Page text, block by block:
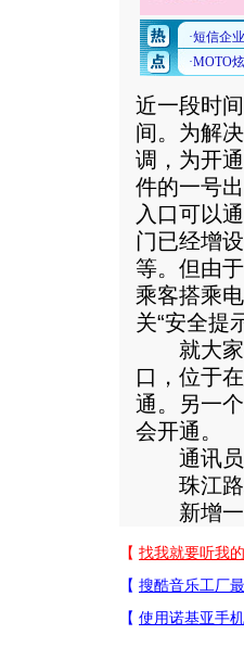
近一段时
间。为解
调，为开
件的一号
入口可以
门已经增
等。但由
乘客搭乘
关“安全提
就大家
口，位于
通。另一
会开通。
通讯员
珠江路
新增一